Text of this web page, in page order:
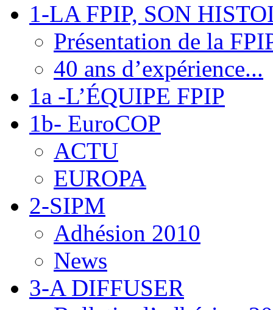
1-LA FPIP, SON
Présentation de la
40 ans d’expérience...
1a -L’ÉQUIPE FPIP
1b- EuroCOP
ACTU
EUROPA
2-SIPM
Adhésion 2010
News
3-A DIFFUSER